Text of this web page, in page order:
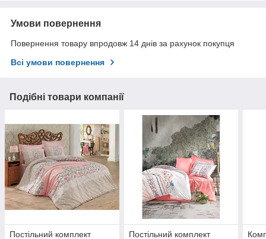
Умови повернення
Повернення товару впродовж 14 днів за рахунок покупця
Всі умови повернення
Подібні товари компанії
Постільний комплект
Постільний комплект